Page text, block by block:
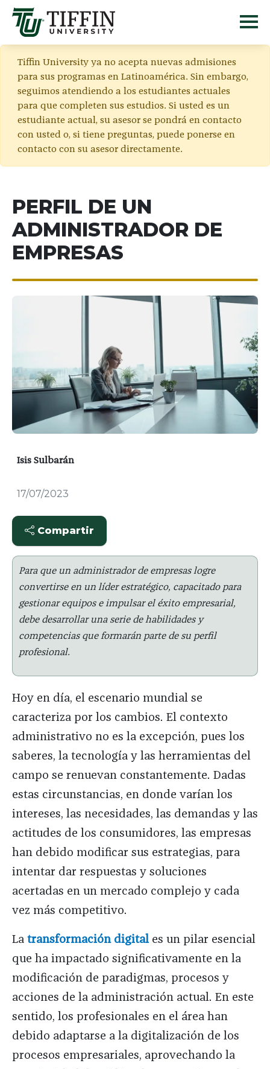
Tiffin University ya no acepta nuevas admisiones
para sus programas en Latinoamérica. Sin embargo,
seguimos atendiendo a los estudiantes actuales
para que completen sus estudios. Si usted es un
estudiante actual, su asesor se pondrá en contacto
con usted o, si tiene preguntas, puede ponerse en
contacto con su asesor directamente.
PERFIL DE UN
ADMINISTRADOR DE
EMPRESAS
Compartir
Isis Sulbarán
17/07/2023
Para que un administrador de empresas logre
convertirse en un líder estratégico, capacitado para
gestionar equipos e impulsar el éxito empresarial,
debe desarrollar una serie de habilidades y
competencias que formarán parte de su perfil
profesional.
Hoy en día, el escenario mundial se
caracteriza por los cambios. El contexto
administrativo no es la excepción, pues los
saberes, la tecnología y las herramientas del
campo se renuevan constantemente. Dadas
estas circunstancias, en donde varían los
intereses, las necesidades, las demandas y las
actitudes de los consumidores, las empresas
han debido modificar sus estrategias, para
intentar dar respuestas y soluciones
acertadas en un mercado complejo y cada
vez más competitivo.
La transformación digital es un pilar esencial
que ha impactado significativamente en la
modificación de paradigmas, procesos y
acciones de la administración actual. En este
sentido, los profesionales en el área han
debido adaptarse a la digitalización de los
procesos empresariales, aprovechando la